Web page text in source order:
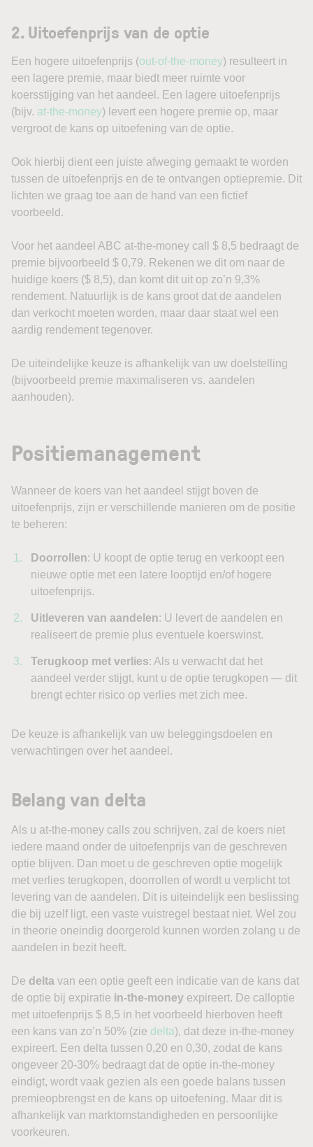
2. Uitoefenprijs van de optie
Een hogere uitoefenprijs (out-of-the-money) resulteert in
een lagere premie, maar biedt meer ruimte voor
koersstijging van het aandeel. Een lagere uitoefenprijs
(bijv. at-the-money) levert een hogere premie op, maar
vergroot de kans op uitoefening van de optie.
Ook hierbij dient een juiste afweging gemaakt te worden
tussen de uitoefenprijs en de te ontvangen optiepremie. Dit
lichten we graag toe aan de hand van een fictief
voorbeeld.
Voor het aandeel ABC at-the-money call $ 8,5 bedraagt de
premie bijvoorbeeld $ 0,79. Rekenen we dit om naar de
huidige koers ($ 8,5), dan komt dit uit op zo’n 9,3%
rendement. Natuurlijk is de kans groot dat de aandelen
dan verkocht moeten worden, maar daar staat wel een
aardig rendement tegenover.
De uiteindelijke keuze is afhankelijk van uw doelstelling
(bijvoorbeeld premie maximaliseren vs. aandelen
aanhouden).
Positiemanagement
Wanneer de koers van het aandeel stijgt boven de
uitoefenprijs, zijn er verschillende manieren om de positie
te beheren:
Doorrollen: U koopt de optie terug en verkoopt een
nieuwe optie met een latere looptijd en/of hogere
uitoefenprijs.
Uitleveren van aandelen: U levert de aandelen en
realiseert de premie plus eventuele koerswinst.
Terugkoop met verlies: Als u verwacht dat het
aandeel verder stijgt, kunt u de optie terugkopen — dit
brengt echter risico op verlies met zich mee.
De keuze is afhankelijk van uw beleggingsdoelen en
verwachtingen over het aandeel.
Belang van delta
Als u at-the-money calls zou schrijven, zal de koers niet
iedere maand onder de uitoefenprijs van de geschreven
optie blijven. Dan moet u de geschreven optie mogelijk
met verlies terugkopen, doorrollen of wordt u verplicht tot
levering van de aandelen. Dit is uiteindelijk een beslissing
die bij uzelf ligt, een vaste vuistregel bestaat niet. Wel zou
in theorie oneindig doorgerold kunnen worden zolang u de
aandelen in bezit heeft.
De delta van een optie geeft een indicatie van de kans dat
de optie bij expiratie in-the-money expireert. De calloptie
met uitoefenprijs $ 8,5 in het voorbeeld hierboven heeft
een kans van zo’n 50% (zie delta), dat deze in-the-money
expireert. Een delta tussen 0,20 en 0,30, zodat de kans
ongeveer 20-30% bedraagt dat de optie in-the-money
eindigt, wordt vaak gezien als een goede balans tussen
premieopbrengst en de kans op uitoefening. Maar dit is
afhankelijk van marktomstandigheden en persoonlijke
voorkeuren.